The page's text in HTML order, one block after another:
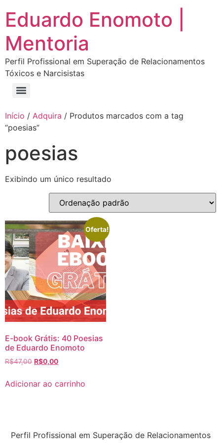
Eduardo Enomoto |
Mentoria
Perfil Profissional em Superação de Relacionamentos
Tóxicos e Narcisistas
Início / Adquira / Produtos marcados com a tag
“poesias”
poesias
Exibindo um único resultado
Oferta!
E-book Grátis: 40 Poesias
de Eduardo Enomoto
R$47,00 R$0,00
Adicionar ao carrinho
Perfil Profissional em Superação de Relacionamentos